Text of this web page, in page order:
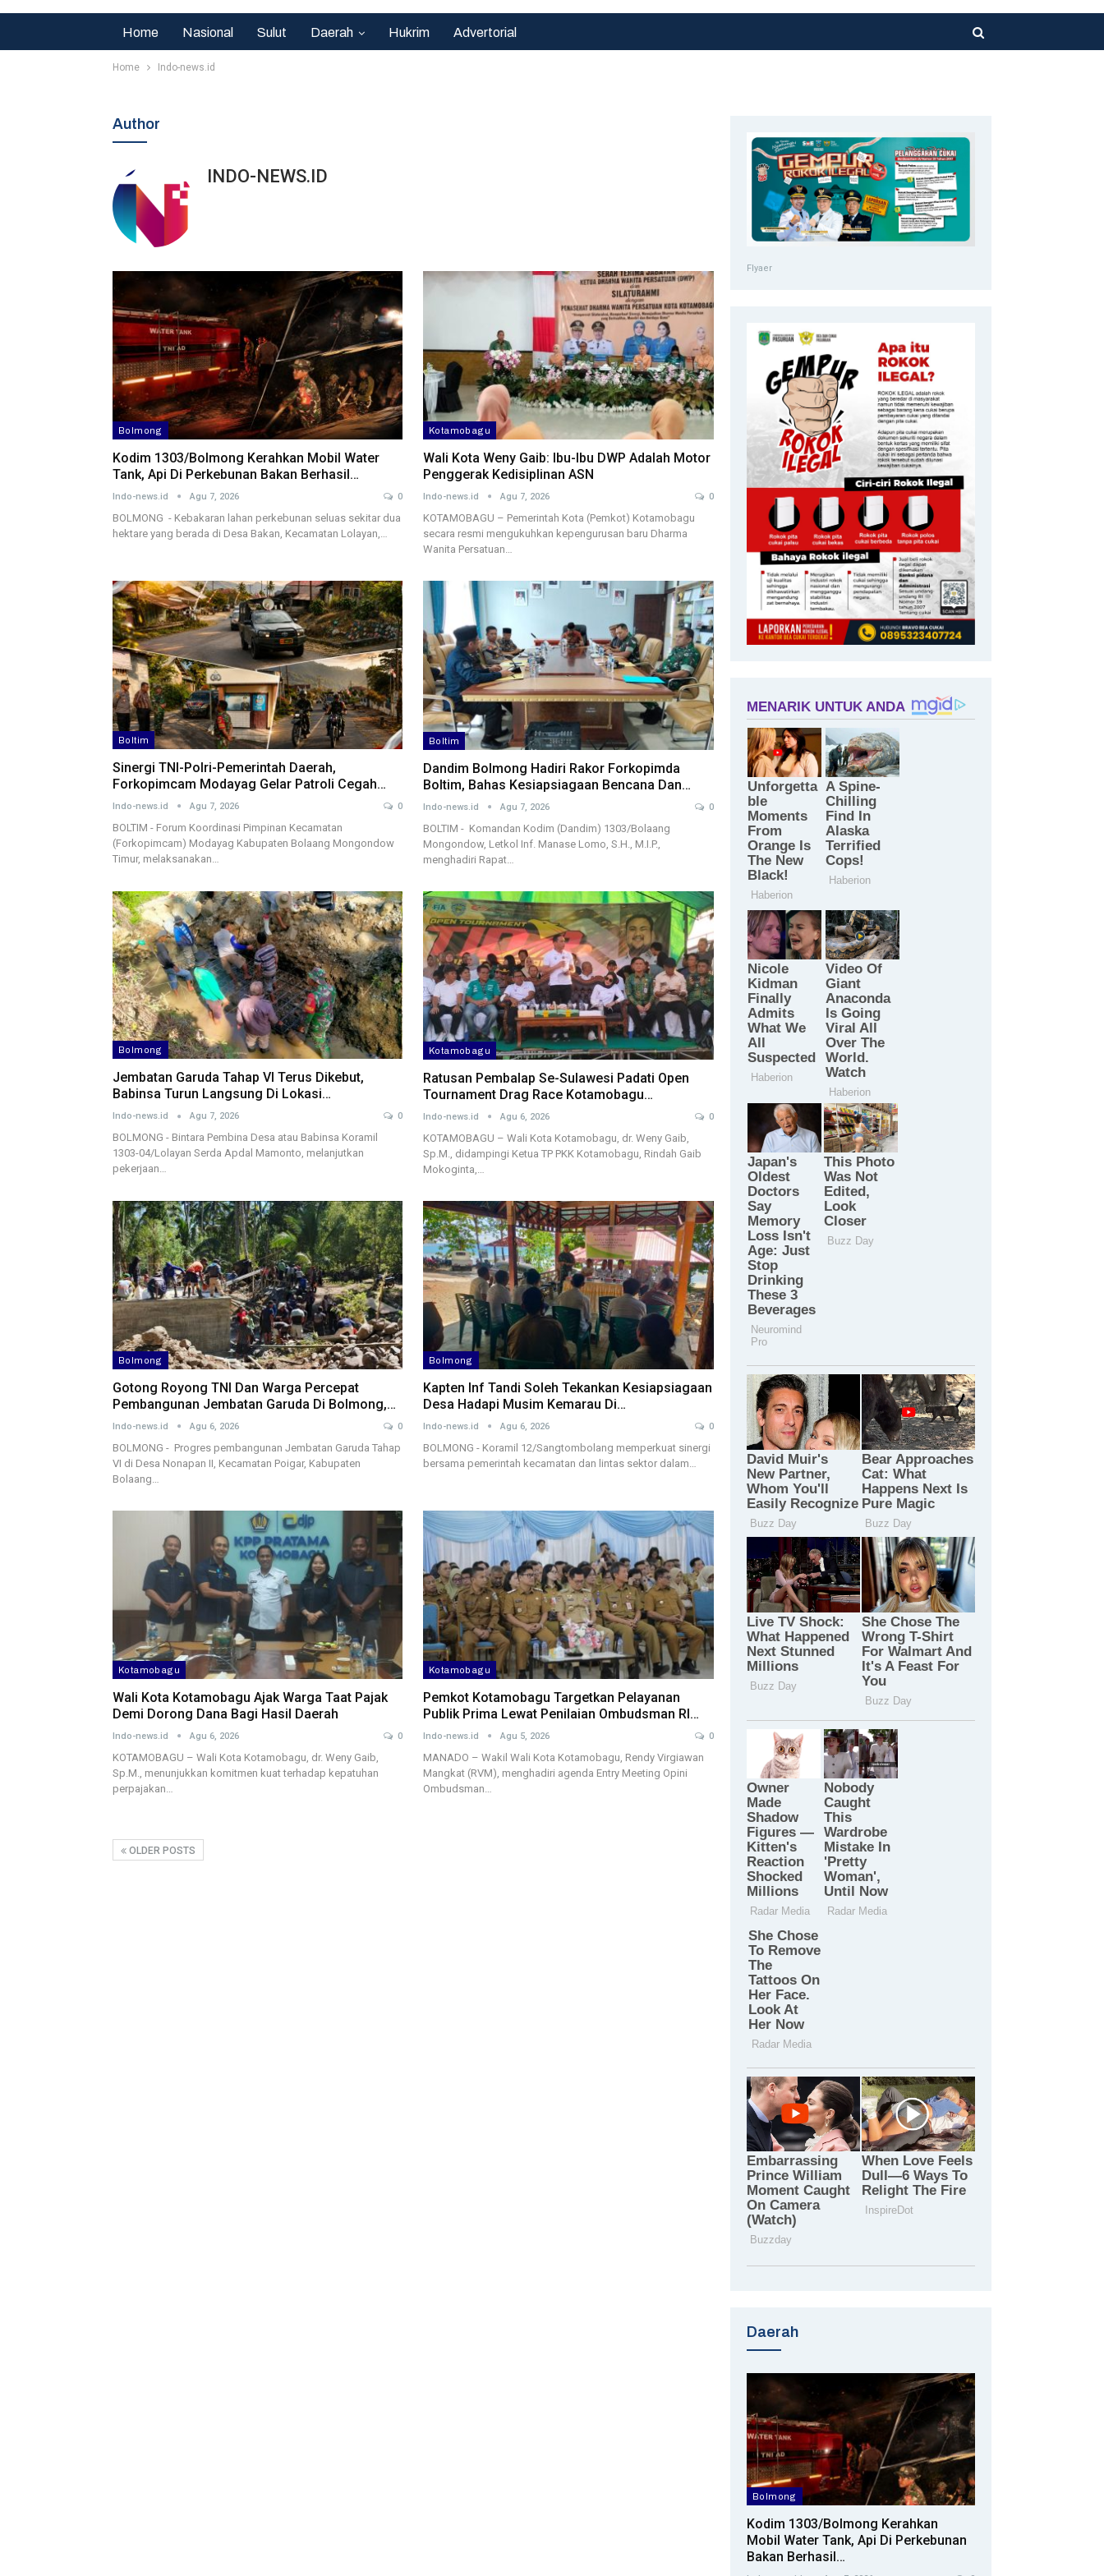
Home Nasional Sulut Daerah Hukrim Advertorial
Home Indo-news.id
Author
INDO-NEWS.ID
Bolmong
Kodim 1303/Bolmong Kerahkan Mobil Water
Tank, Api Di Perkebunan Bakan Berhasil…
Indo-news.id Agu 7, 2026 0
BOLMONG - Kebakaran lahan perkebunan seluas sekitar dua
hektare yang berada di Desa Bakan, Kecamatan Lolayan,…
Kotamobagu
Wali Kota Weny Gaib: Ibu-Ibu DWP Adalah Motor
Penggerak Kedisiplinan ASN
Indo-news.id Agu 7, 2026 0
KOTAMOBAGU – Pemerintah Kota (Pemkot) Kotamobagu
secara resmi mengukuhkan kepengurusan baru Dharma
Wanita Persatuan…
Boltim
Sinergi TNI-Polri-Pemerintah Daerah,
Forkopimcam Modayag Gelar Patroli Cegah…
Indo-news.id Agu 7, 2026 0
BOLTIM - Forum Koordinasi Pimpinan Kecamatan
(Forkopimcam) Modayag Kabupaten Bolaang Mongondow
Timur, melaksanakan…
Boltim
Dandim Bolmong Hadiri Rakor Forkopimda
Boltim, Bahas Kesiapsiagaan Bencana Dan…
Indo-news.id Agu 7, 2026 0
BOLTIM - Komandan Kodim (Dandim) 1303/Bolaang
Mongondow, Letkol Inf. Manase Lomo, S.H., M.I.P.,
menghadiri Rapat…
Bolmong
Jembatan Garuda Tahap VI Terus Dikebut,
Babinsa Turun Langsung Di Lokasi…
Indo-news.id Agu 7, 2026 0
BOLMONG - Bintara Pembina Desa atau Babinsa Koramil
1303-04/Lolayan Serda Apdal Mamonto, melanjutkan
pekerjaan…
Kotamobagu
Ratusan Pembalap Se-Sulawesi Padati Open
Tournament Drag Race Kotamobagu…
Indo-news.id Agu 6, 2026 0
KOTAMOBAGU – Wali Kota Kotamobagu, dr. Weny Gaib,
Sp.M., didampingi Ketua TP PKK Kotamobagu, Rindah Gaib
Mokoginta,…
Bolmong
Gotong Royong TNI Dan Warga Percepat
Pembangunan Jembatan Garuda Di Bolmong,…
Indo-news.id Agu 6, 2026 0
BOLMONG - Progres pembangunan Jembatan Garuda Tahap
VI di Desa Nonapan II, Kecamatan Poigar, Kabupaten
Bolaang…
Bolmong
Kapten Inf Tandi Soleh Tekankan Kesiapsiagaan
Desa Hadapi Musim Kemarau Di…
Indo-news.id Agu 6, 2026 0
BOLMONG - Koramil 12/Sangtombolang memperkuat sinergi
bersama pemerintah kecamatan dan lintas sektor dalam…
Kotamobagu
Wali Kota Kotamobagu Ajak Warga Taat Pajak
Demi Dorong Dana Bagi Hasil Daerah
Indo-news.id Agu 6, 2026 0
KOTAMOBAGU – Wali Kota Kotamobagu, dr. Weny Gaib,
Sp.M., menunjukkan komitmen kuat terhadap kepatuhan
perpajakan…
Kotamobagu
Pemkot Kotamobagu Targetkan Pelayanan
Publik Prima Lewat Penilaian Ombudsman RI…
Indo-news.id Agu 5, 2026 0
MANADO – Wakil Wali Kota Kotamobagu, Rendy Virgiawan
Mangkat (RVM), menghadiri agenda Entry Meeting Opini
Ombudsman…
OLDER POSTS
Flyaer
Daerah
Bolmong
Kodim 1303/Bolmong Kerahkan
Mobil Water Tank, Api Di Perkebunan
Bakan Berhasil…